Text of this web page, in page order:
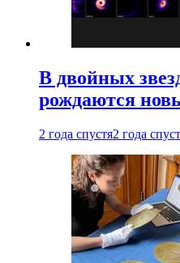
В двойных
рождаются
2 года спустя2 года